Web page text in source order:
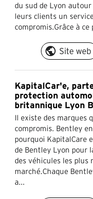
du sud de Lyon
leurs clients un
compromis.Grâce à ce
public Site web
KapitalCar'e,
protection
britannique Lyon
Il existe des marques
compromis. Bentley
pourquoi KapitalCare
de Bentley Lyon pour
des véhicules les plus
marché.Chaque
a...